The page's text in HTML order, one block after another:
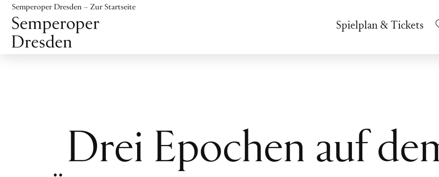
Inhalt anspringen
Fußbereich anspringen
Semperoper Dresden – Zur Startseite
Spielplan & Tickets
Drei Epochen auf